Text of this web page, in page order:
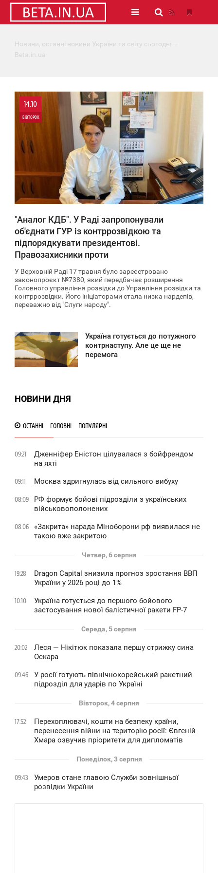
Новини, останні новини України та світу сьогодні —
Beta.in.ua
14:10
ВІВТОРОК
"Аналог КДБ". У Раді запропонували
об'єднати ГУР із контррозвідкою та
підпорядкувати президентові.
Правозахисники проти
У Верховній Раді 17 травня було зареєстровано
законопроєкт №7380, який передбачає розширення
Головного управління розвідки до Управління розвідки та
контррозвідки. Його ініціаторами стала низка нардепів,
переважно від "Слуги народу".
Україна готується до потужного
контрнаступу. Але це ще не
перемога
НОВИНИ ДНЯ
ОСТАННІ ГОЛОВНІ ПОПУЛЯРНІ
09:21
Дженніфер Еністон цілувалася з бойфрендом
на яхті
09:11 Москва здригнулась від сильного вибуху
08:09
РФ формує бойові підрозділи з українських
військовополонених
08:06
«Закрита» нарада Міноборони рф виявилася не
такою вже закритою
Четвер, 6 серпня
19:28
Dragon Capital знизила прогноз зростання ВВП
України у 2026 році до 1%
10:10
Україна готується до першого бойового
застосування нової балістичної ракети FP-7
Середа, 5 серпня
20:02
Леся — Нікітюк показала першу стрижку сина
Оскара
09:46
У росії готують північнокорейський ракетний
підрозділ для ударів по Україні
Вівторок, 4 серпня
17:52
Перехоплювачі, кошти на безпеку країни,
перенесення війни на територію росії: Євгеній
Хмара озвучив пріоритети для дипломатів
Понеділок, 3 серпня
09:43
Умеров стане главою Служби зовнішньої
розвідки України